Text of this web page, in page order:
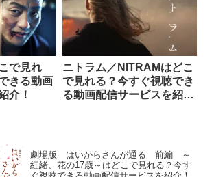
で見れ
きる動画
介！
ニトラム／NITRAMはどこ
で見れる？今すぐ視聴でき
る動画配信サービスを紹
劇場版 はいからさんが通る 前編 ～
紅緒、花の17歳～はどこで見れる？今す